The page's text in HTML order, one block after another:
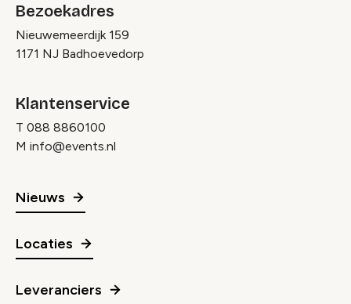
Bezoekadres
Nieuwemeerdijk 159
1171 NJ Badhoevedorp
Klantenservice
T 088 8860100
M info@events.nl
Nieuws
Locaties
Leveranciers